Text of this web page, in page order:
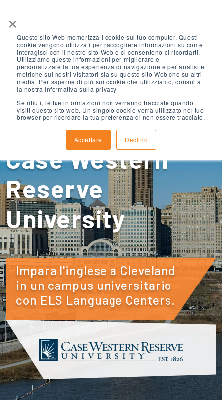
×
Questo sito Web memorizza i cookie sul tuo computer. Questi
cookie vengono utilizzati per raccogliere informazioni su come
interagisci con il nostro sito Web e ci consentono di ricordarti.
Utilizziamo queste informazioni per migliorare e
personalizzare la tua esperienza di navigazione e per analisi e
metriche sui nostri visitatori sia su questo sito Web che su altri
media. Per saperne di più sui cookie che utilizziamo, consulta
la nostra Informativa sulla privacy
Se rifiuti, le tue informazioni non verranno tracciate quando
visiti questo sito web. Un singolo cookie verrà utilizzato nel tuo
browser per ricordare la tua preferenza di non essere tracciato.
Accettare Declino
ELS Cleveland,
Ohio, presso la
Case Western
Reserve
University
Impara l'inglese a Cleveland
in un campus universitario
con ELS Language Centers.